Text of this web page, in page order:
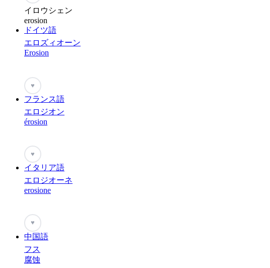
イロウシェン
erosion
ドイツ語
エロズィオーン
Erosion
♥
フランス語
エロジオン
érosion
♥
イタリア語
エロジオーネ
erosione
♥
中国語
フス
腐蚀